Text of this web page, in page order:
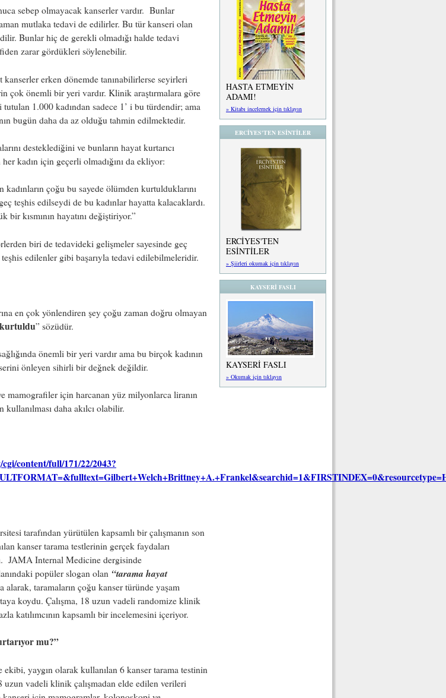
sebep olmayacak kanserler vardır. Bunlar
mutlaka tedavi de edilirler. Bu tür kanseri olan
Bunlar hiç de gerekli olmadığı halde tedavi
zarar gördükleri söylenebilir.
erken dönemde tanınabilirlerse seyirleri
çok önemli bir yeri vardır. Klinik araştırmalara göre
1.000 kadından sadece 1’ i bu türdendir; ama
bugün daha da az olduğu tahmin edilmektedir.
desteklediğini ve bunların hayat kurtarıcı
kadın için geçerli olmadığını da ekliyor:
kadınların çoğu bu sayede ölümden kurtulduklarını
teşhis edilseydi de bu kadınlar hayatta kalacaklardı.
bir kısmının hayatını değiştiriyor.”
biri de tedavideki gelişmeler sayesinde geç
edilenler gibi başarıyla tedavi edilebilmeleridir.
en çok yönlendiren şey çoğu zaman doğru olmayan
kurtuldu” sözüdür.
önemli bir yeri vardır ama bu birçok kadının
önleyen sihirli bir değnek değildir.
mamografiler için harcanan yüz milyonlarca liranın
daha akılcı olabilir.
content/full/171/22/2043?
tarafından yürütülen kapsamlı bir çalışmanın son
kanser tarama testlerinin gerçek faydaları
JAMA Internal Medicine dergisinde
popüler slogan olan “tarama hayat
alarak, taramaların çoğu kanser türünde yaşam
koydu. Çalışma, 18 uzun vadeli randomize klinik
katılımcının kapsamlı bir incelemesini içeriyor.
mu?”
yaygın olarak kullanılan 6 kanser tarama testinin
vadeli klinik çalışmadan elde edilen verileri
HASTA ETMEYİN
ADAMI!
» Kitabı incelemek için tıklayın
ERCİYES'TEN ESİNTİLER
ERCİYES'TEN
ESİNTİLER
» Şiirleri okumak için tıklayın
KAYSERİ FASLI
KAYSERİ FASLI
» Okumak için tıklayın